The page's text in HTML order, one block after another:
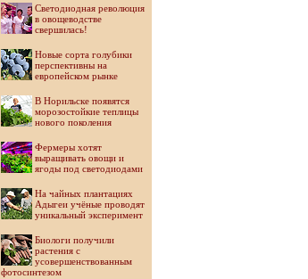
Светодиодная революция
в овощеводстве
свершилась!
Новые сорта голубики
перспективны на
европейском рынке
В Норильске появятся
морозостойкие теплицы
нового поколения
Фермеры хотят
выращивать овощи и
ягоды под светодиодами
На чайных плантациях
Адыгеи учёные проводят
уникальный эксперимент
Биологи получили
растения с
усовершенствованным
фотосинтезом